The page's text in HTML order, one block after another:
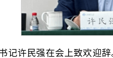
记许民强在会上致欢迎